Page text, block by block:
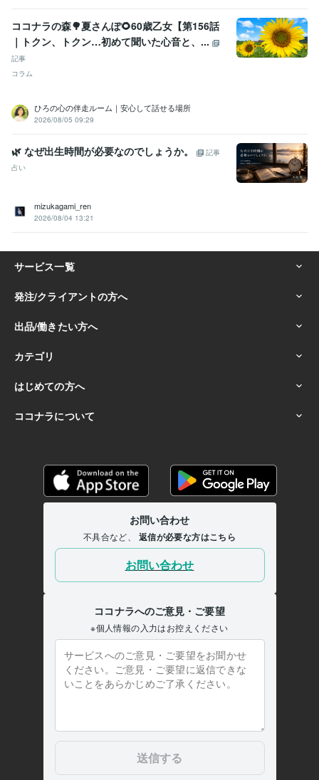
ココナラの森🌳夏さんぽ🌻60歳乙女【第156話
｜トクン、トクン…初めて聞いた心音と、...
記事
コラム
ひろの心の伴走ルーム｜安心して話せる場所
2026/08/05 09:29
🌿 なぜ出生時間が必要なのでしょうか。
記事
占い
mizukagami_ren
2026/08/04 13:21